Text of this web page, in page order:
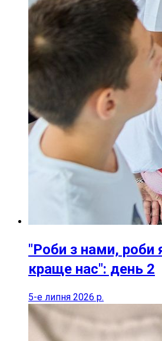
"Роби з нами, роби
краще нас": день 2
5-е липня 2026 р.